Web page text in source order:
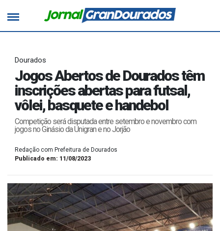
Dourados
Jogos Abertos de Dourados têm
inscrições abertas para futsal,
vôlei, basquete e handebol
Competição será disputada entre setembro e novembro com
jogos no Ginásio da Unigran e no Jorjão
Redação com Prefeitura de Dourados
Publicado em: 11/08/2023